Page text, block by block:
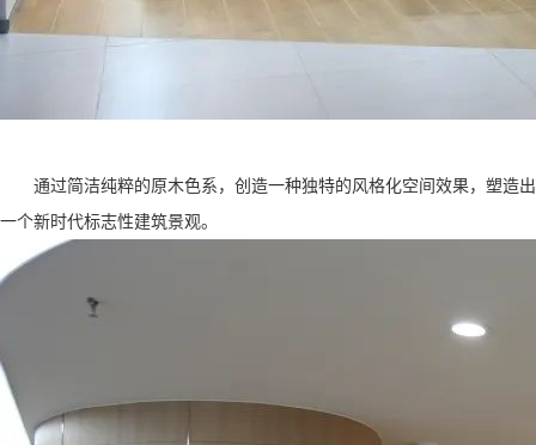
通过简洁纯粹的原木色系，创造一种独特的风格化空间效果，塑造出
一个新时代标志性建筑景观。